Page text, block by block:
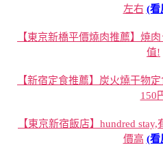
左右 (看
【東京新橋平價燒肉推薦】焼
值!
【新宿定食推薦】炭火燒干物
150
【東京新宿飯店】hundred
價高 (看